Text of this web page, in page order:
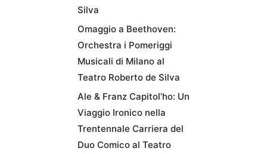
Silva
Omaggio a Beethoven:
Orchestra i Pomeriggi
Musicali di Milano al
Teatro Roberto de Silva
Ale & Franz Capitol’ho: Un
Viaggio Ironico nella
Trentennale Carriera del
Duo Comico al Teatro